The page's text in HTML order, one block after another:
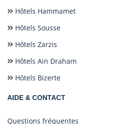
Hôtels Hammamet
Hôtels Sousse
Hôtels Zarzis
Hôtels Ain Draham
Hôtels Bizerte
AIDE & CONTACT
Questions fréquentes